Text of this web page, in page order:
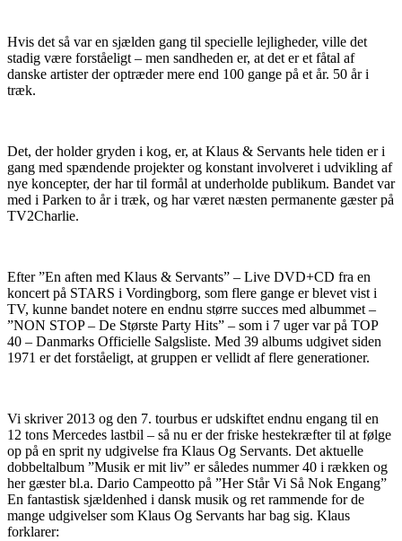
Hvis det så var en sjælden gang til specielle lejligheder, ville det
stadig være forståeligt – men sandheden er, at det er et fåtal af
danske artister der optræder mere end 100 gange på et år. 50 år i
træk.
Det, der holder gryden i kog, er, at Klaus & Servants hele tiden er i
gang med spændende projekter og konstant involveret i udvikling af
nye koncepter, der har til formål at underholde publikum. Bandet var
med i Parken to år i træk, og har været næsten permanente gæster på
TV2Charlie.
Efter ”En aften med Klaus & Servants” – Live DVD+CD fra en
koncert på STARS i Vordingborg, som flere gange er blevet vist i
TV, kunne bandet notere en endnu større succes med albummet –
”NON STOP – De Største Party Hits” – som i 7 uger var på TOP
40 – Danmarks Officielle Salgsliste. Med 39 albums udgivet siden
1971 er det forståeligt, at gruppen er vellidt af flere generationer.
Vi skriver 2013 og den 7. tourbus er udskiftet endnu engang til en
12 tons Mercedes lastbil – så nu er der friske hestekræfter til at følge
op på en sprit ny udgivelse fra Klaus Og Servants. Det aktuelle
dobbeltalbum ”Musik er mit liv” er således nummer 40 i rækken og
her gæster bl.a. Dario Campeotto på ”Her Står Vi Så Nok Engang”
En fantastisk sjældenhed i dansk musik og ret rammende for de
mange udgivelser som Klaus Og Servants har bag sig. Klaus
forklarer: